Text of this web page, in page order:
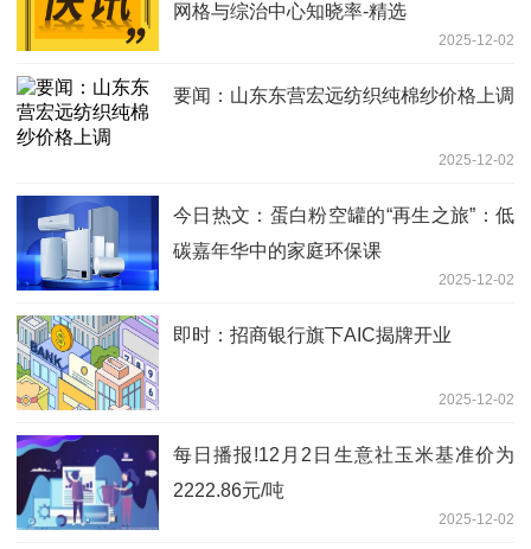
网格与综治中心知晓率-精选
2025-12-02
要闻：山东东营宏远纺织纯棉纱价格上调
2025-12-02
今日热文：蛋白粉空罐的“再生之旅”：低
碳嘉年华中的家庭环保课
2025-12-02
即时：招商银行旗下AIC揭牌开业
2025-12-02
每日播报!12月2日生意社玉米基准价为
2222.86元/吨
2025-12-02